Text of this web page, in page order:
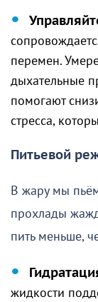
перемен.
дыхательные
помогают
стресса,
Питьевой
В жару мы
прохлады
пить меньше,
жидкости